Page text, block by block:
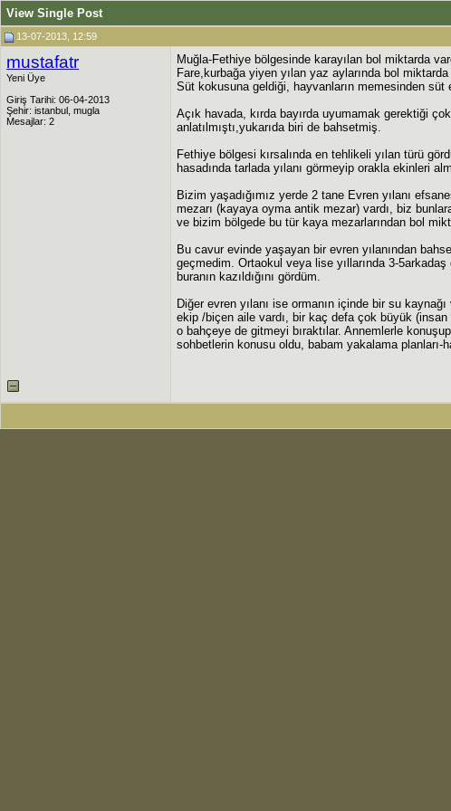
View Single Post
13-07-2013, 12:59
mustafatr
Yeni Üye
Giriş Tarihi: 06-04-2013
Şehir: istanbul, mugla
Mesajlar: 2
Muğla-Fethiye bölgesinde karayılan bol miktarda
Fare,kurbağa yiyen yılan yaz aylarında bol miktarda
Süt kokusuna geldiği, hayvanların memesinden süt
Açık havada, kırda bayırda uyumamak gerektiği
anlatılmıştı,yukarıda biri de bahsetmiş.
Fethiye bölgesi kırsalında en tehlikeli yılan türü
hasadında tarlada yılanı görmeyip orakla ekinleri
Bizim yaşadığımız yerde 2 tane Evren yılanı
mezarı (kayaya oyma antik mezar) vardı, biz
ve bizim bölgede bu tür kaya mezarlarından bol
Bu cavur evinde yaşayan bir evren yılanından
geçmedim. Ortaokul veya lise yıllarında 3-
buranın kazıldığını gördüm.
Diğer evren yılanı ise ormanın içinde bir su
ekip /biçen aile vardı, bir kaç defa çok büyük (insan
o bahçeye de gitmeyi bıraktılar. Annemlerle
sohbetlerin konusu oldu, babam yakalama planları-